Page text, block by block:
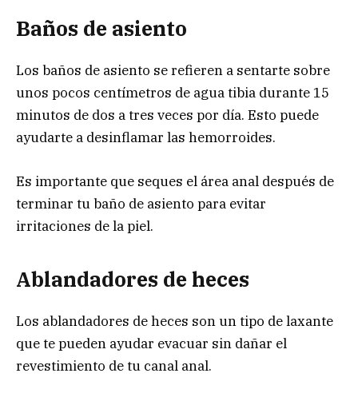
Baños de asiento
Los baños de asiento se refieren a sentarte sobre
unos pocos centímetros de agua tibia durante 15
minutos de dos a tres veces por día. Esto puede
ayudarte a desinflamar las hemorroides.
Es importante que seques el área anal después de
terminar tu baño de asiento para evitar
irritaciones de la piel.
Ablandadores de heces
Los ablandadores de heces son un tipo de laxante
que te pueden ayudar evacuar sin dañar el
revestimiento de tu canal anal.